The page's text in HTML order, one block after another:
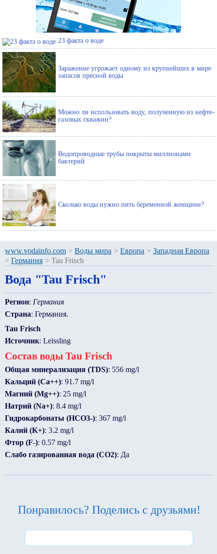
23 факта о воде
Заражение угрожает одному из крупнейших в мире
запасов пресной воды
Можно ли использовать воду, полученную из нефте-
газовых скважин?
Водопроводные трубы покрыты миллионами
бактерий
Сколько воды нужно пить беременной женщине?
www.vodainfo.com > Воды мира > Европа > Западная Европа
> Германия > Tau Frisch
Вода "Tau Frisch"
Регион: Германия
Страна: Германия.
Tau Frisch
Источник: Leissling
Состав воды Tau Frisch
Общая минерализация (TDS): 556 mg/l
Кальций (Ca++): 91.7 mg/l
Магний (Mg++): 25 mg/l
Натрий (Na+): 8.4 mg/l
Гидрокарбонаты (HCO3-): 367 mg/l
Калий (K+): 3.2 mg/l
Фтор (F-): 0.57 mg/l
Слабо газированная вода (CO2): Да
Понравилось? Поделись с друзьями!